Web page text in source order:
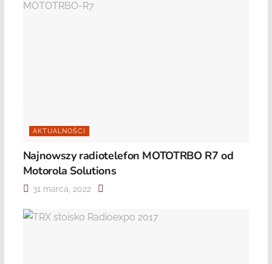
AKTUALNOŚCI
Najnowszy radiotelefon MOTOTRBO R7 od
Motorola Solutions
31 marca, 2022